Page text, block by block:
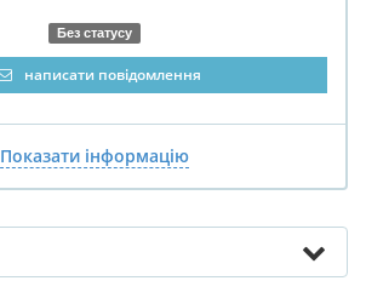
Без статусу
написати повідомлення
Показати інформацію